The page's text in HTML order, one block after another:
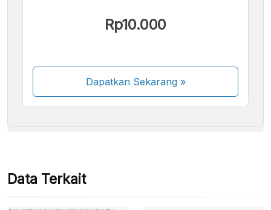
Rp10.000
Dapatkan Sekarang»
Beberapa metode pembayaran masih dalam
Data Terkait